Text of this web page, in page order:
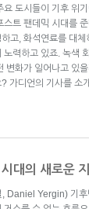
요 도시들이 기후 위
스트 팬데믹 시대를
고, 화석연료를 대
노력하고 있죠. 녹색
변화가 일어나고 있
가디언의 기사를 소
대의 새로운
, Daniel Yergin) 기후